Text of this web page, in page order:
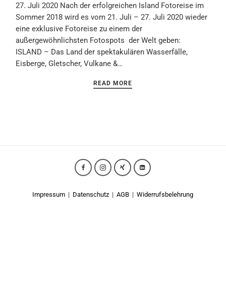
27. Juli 2020 Nach der erfolgreichen Island Fotoreise im
Sommer 2018 wird es vom 21. Juli – 27. Juli 2020 wieder
eine exklusive Fotoreise zu einem der
außergewöhnlichsten Fotospots der Welt geben:
ISLAND – Das Land der spektakulären Wasserfälle,
Eisberge, Gletscher, Vulkane &…
READ MORE
Impressum | Datenschutz |AGB |Widerrufsbelehrung